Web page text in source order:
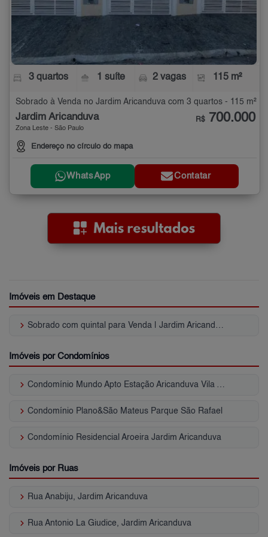
3 quartos 1 suíte 2 vagas 115 m²
Sobrado à Venda no Jardim Aricanduva com 3 quartos - 115 m²
Jardim Aricanduva
Zona Leste - São Paulo
Endereço no círculo do mapa
R$ 700.000
WhatsApp Contatar
Imóveis em Destaque
keyboard_arrow_right
Imóveis por Condomínios
keyboard_arrow_right
keyboard_arrow_right Condomínio Plano&São Mateus Parque São Rafael
keyboard_arrow_right Condomínio Residencial Aroeira Jardim Aricanduva
Imóveis por Ruas
keyboard_arrow_right Rua Anabiju, Jardim Aricanduva
keyboard_arrow_right Rua Antonio La Giudice, Jardim Aricanduva